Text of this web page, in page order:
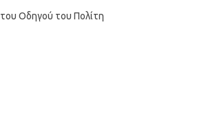
Οδηγού του Πολίτη